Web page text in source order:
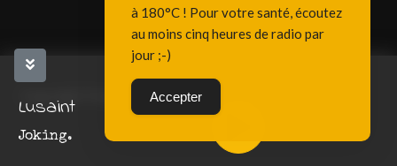
Lusaint
Joking.
Copyright Fréquence 3, since 2001
à 180°C ! Pour votre santé, écoutez
au moins cinq heures de radio par
jour ;-)
Accepter